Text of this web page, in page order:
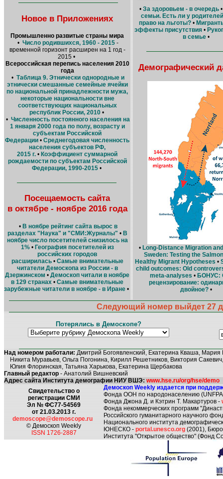
Новое в Приложениях
Промышленно развитые страны мира
• Число родившихся, 1960 - 2015 -
временной горизонт расширен на 1 год -
2015 •
Всероссийская перепись населения 2010
года
• Таблица 9. Этнически однородные и
этнически смешанные семейные ячейки
по национальной принадлежности мужа,
некоторые национальности вне
соответствующих национальных
республик России, 2010•
• Численность постоянного населения на
1 января 2000 года по полу, возрасту и
субъектам Российской
Федерации • Среднегодовая численность
населения субъектов РФ,
2015 г. • Коэффициент суммарной
рождаемости по субъектам Российской
Федерации, 1990-2015•
Посещаемость сайта
в октябре - ноябре 2016 года
• В ноябре рейтинг сайта вырос в
разделах "Наука" и "СМИ:Журналы" • В
ноябре число посетителей снизилось на
1%• География посетителей из
российских городов
расширилась• Cамые внимательные
читатели Демоскопа из России - в
Дзержинском • Демоскоп читали в ноябре
в 129 странах • Самые внимательные
зарубежные читатели в ноябре - в Иране •
• За здоровьем - в очередь
семьи. Есть ли у
право на льготы?•
эффекты присутствия •
в семье •
Демографический
• Long-Distance Migration
Sweden: Testing the
Healthy Migrant Hypotheses •
child outcomes: Old
meta-analyses • БОНУС:
рецензирование:
двойное? •
Следующий номер выйдет 27
Потерялись в Демоскопе?
Над номером работали:Дмитрий Богоявленский, Екатерина Кваша, Мария
Никита Муравьев, Ольга Погонина, Кирилл Решетников, Виктория
Юлия Флоринская, Татьяна Харькова, Екатерина Щербакова
Главный редактор- Анатолий Вишневский
Адрес сайта Института демографии НИУ ВШЭ: www.hse.ru/org/hse/demo
Свидетельство о
регистрации СМИ
Эл № ФС77-54569
от 21.03.2013 г.
demoscope@demoscope.ru
© Демоскоп Weekly
ISSN 1726-2887
Демоскоп Weekly издается при
Фонда ООН по народонаселению
Фонда Джона Д. и Кэтрин Т. Макартуров -
Фонда некоммерческих программ
Российского гуманитарного научного
Национального института
ЮНЕСКО -portal.unesco.org(2001),
Института "Открытое общество" (Фонд